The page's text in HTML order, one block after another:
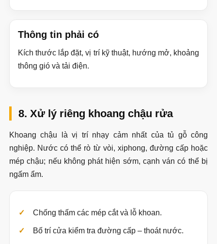
Thông tin phải có
Kích thước lắp đặt, vị trí kỹ thuật, hướng mở, khoảng
thông gió và tải điện.
8. Xử lý riêng khoang chậu rửa
Khoang chậu là vị trí nhạy cảm nhất của tủ gỗ công
nghiệp. Nước có thể rò từ vòi, xiphong, đường cấp hoặc
mép chậu; nếu không phát hiện sớm, cạnh ván có thể bị
ngấm ẩm.
Chống thấm các mép cắt và lỗ khoan.
Bố trí cửa kiểm tra đường cấp – thoát nước.